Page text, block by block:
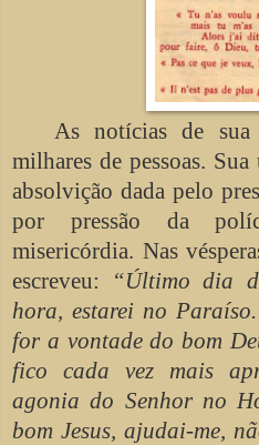
As notícias de sua
milhares de pessoas.
absolvição dada pelo
por pressão da
misericórdia. Nas
escreveu:
“Último dia
hora, estarei no
for a vontade do bom
fico cada vez mais
agonia do Senhor no
bom Jesus, ajudai-me,